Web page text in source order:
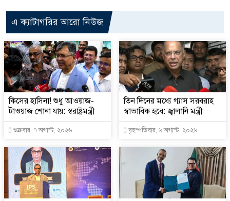
এ ক্যাটাগরির আরো নিউজ
কিসের হাসিনা! শুধু আওয়াজ-
টাওয়াজ শোনা যায়: স্বরাষ্ট্রমন্ত্রী
শুক্রবার, ৭ অগাস্ট, ২০২৬
তিন দিনের মধ্যে গ্যাস সরবরাহ
স্বাভাবিক হবে: জ্বালানি মন্ত্রী
বৃহস্পতিবার, ৬ অগাস্ট, ২০২৬